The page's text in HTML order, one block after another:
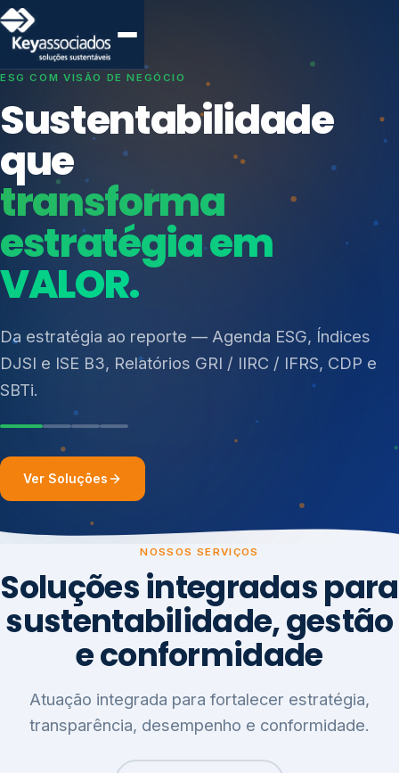
SISTEMAS DE GESTÃO OTIMIZADOS E INTEGRADOS
Conformidade que
protege seu
negócio.
Consultoria, auditoria e treinamentos em ISO 27001,
ISO 27701, ISO 42001, ISO 37001, ISO 9001, ISO
resíduos sólidos (PGRS/PMGRS).
Índices de Mercado
Mudanças Climáticas
Reputação e Cadeia
Reporte Regulatório
Ver Soluções
NOSSOS SERVIÇOS
Soluções integradas para
sustentabilidade, gestão
e conformidade
Atuação integrada para fortalecer estratégia,
transparência, desempenho e conformidade.